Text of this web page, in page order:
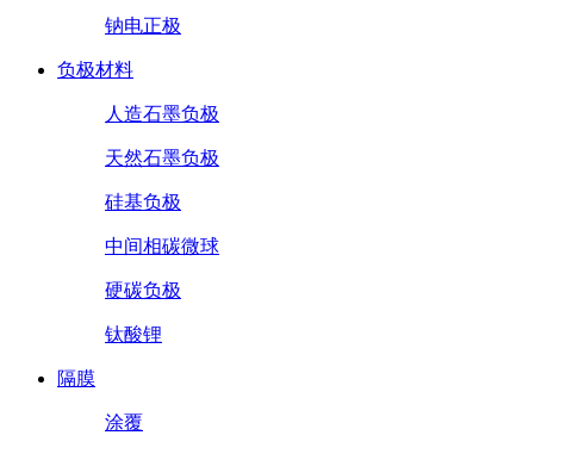
钠电正极
负极材料
人造石墨负极
天然石墨负极
硅基负极
中间相碳微球
硬碳负极
钛酸锂
隔膜
涂覆